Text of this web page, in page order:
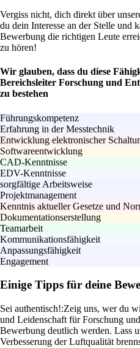
Vergiss nicht, dich direkt über
du dein Interesse an der Stelle und
Bewerbung die richtigen Leute
zu hören!
Wir glauben, dass du diese
Bereichsleiter Forschung und
zu bestehen
Führungskompetenz
Erfahrung in der Messtechnik
Entwicklung elektronischer
Softwareentwicklung
CAD-Kenntnisse
EDV-Kenntnisse
sorgfältige Arbeitsweise
Projektmanagement
Kenntnis aktueller Gesetze und
Dokumentationserstellung
Teamarbeit
Kommunikationsfähigkeit
Anpassungsfähigkeit
Engagement
Einige Tipps für deine
Sei authentisch!:Zeig uns, wer du
und Leidenschaft für Forschung
Bewerbung deutlich werden. Lass
Verbesserung der Luftqualität